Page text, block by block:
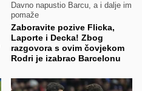
Davno napustio Barcu, a i dalje im
pomaže
Zaboravite pozive Flicka,
Laporte i Decka! Zbog
razgovora s ovim čovjekom
Rodri je izabrao Barcelonu